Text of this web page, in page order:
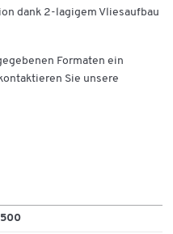
dank 2-lagigem Vliesaufbau
Formaten ein
Sie unsere